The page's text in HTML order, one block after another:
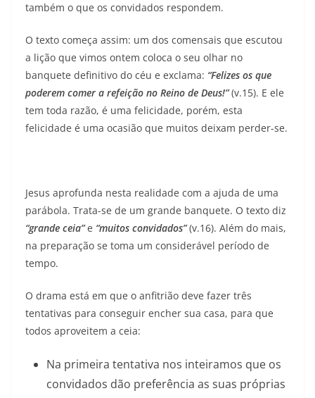
também o que os convidados respondem.
O texto começa assim: um dos comensais que escutou
a lição que vimos ontem coloca o seu olhar no
banquete definitivo do céu e exclama: “Felizes os que
poderem comer a refeição no Reino de Deus!”(v.15). E ele
tem toda razão, é uma felicidade, porém, esta
felicidade é uma ocasião que muitos deixam perder-se.
Jesus aprofunda nesta realidade com a ajuda de uma
parábola. Trata-se de um grande banquete. O texto diz
“grande ceia”e “muitos convidados”(v.16). Além do mais,
na preparação se toma um considerável período de
tempo.
O drama está em que o anfitrião deve fazer três
tentativas para conseguir encher sua casa, para que
todos aproveitem a ceia:
Na primeira tentativa nos inteiramos que os
convidados dão preferência as suas próprias